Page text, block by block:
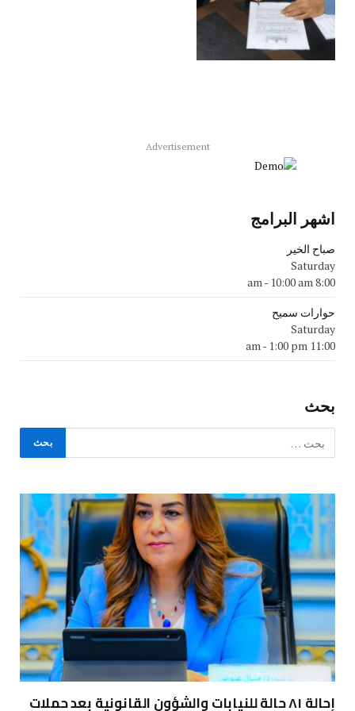
Advertisement
اشهر البرامج
صباح الخير
Saturday
8:00 am
- 10:00 am
حوارات سميح
Saturday
11:00 am
- 1:00 pm
بحث
إحالة ٨١ حالة للنيابات والشؤون القانونية بعد حملات